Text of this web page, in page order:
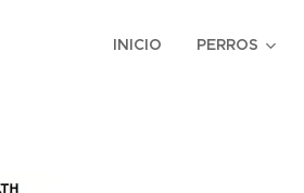
INICIO PERROS